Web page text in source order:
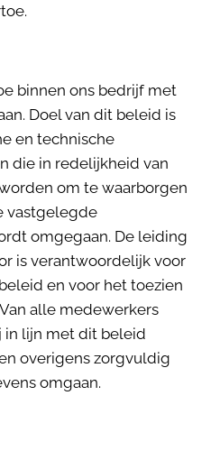
binnen ons bedrijf met
Doel van dit beleid is
en technische
die in redelijkheid van
om te waarborgen
vastgelegde
omgegaan. De leiding
is verantwoordelijk voor
en voor het toezien
alle medewerkers
in lijn met dit beleid
overigens zorgvuldig
omgaan.